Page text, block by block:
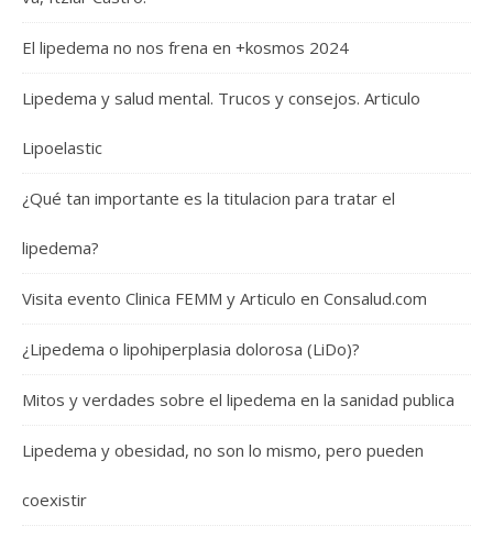
El lipedema no nos frena en +kosmos 2024
Lipedema y salud mental. Trucos y consejos. Articulo
Lipoelastic
¿Qué tan importante es la titulacion para tratar el
lipedema?
Visita evento Clinica FEMM y Articulo en Consalud.com
¿Lipedema o lipohiperplasia dolorosa (LiDo)?
Mitos y verdades sobre el lipedema en la sanidad publica
Lipedema y obesidad, no son lo mismo, pero pueden
coexistir